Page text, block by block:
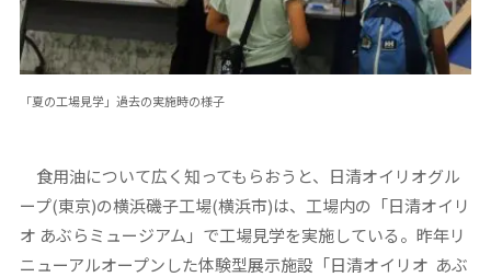
「夏の工場見学」過去の実施時の様子
食用油について広く知ってもらおうと、日清オイリオグル
ープ(東京)の横浜磯子工場(横浜市)は、工場内の「日清オイリ
オ あぶらミュージアム」で工場見学を実施している。昨年リ
ニューアルオープンした体験型展示施設「日清オイリオ あぶ